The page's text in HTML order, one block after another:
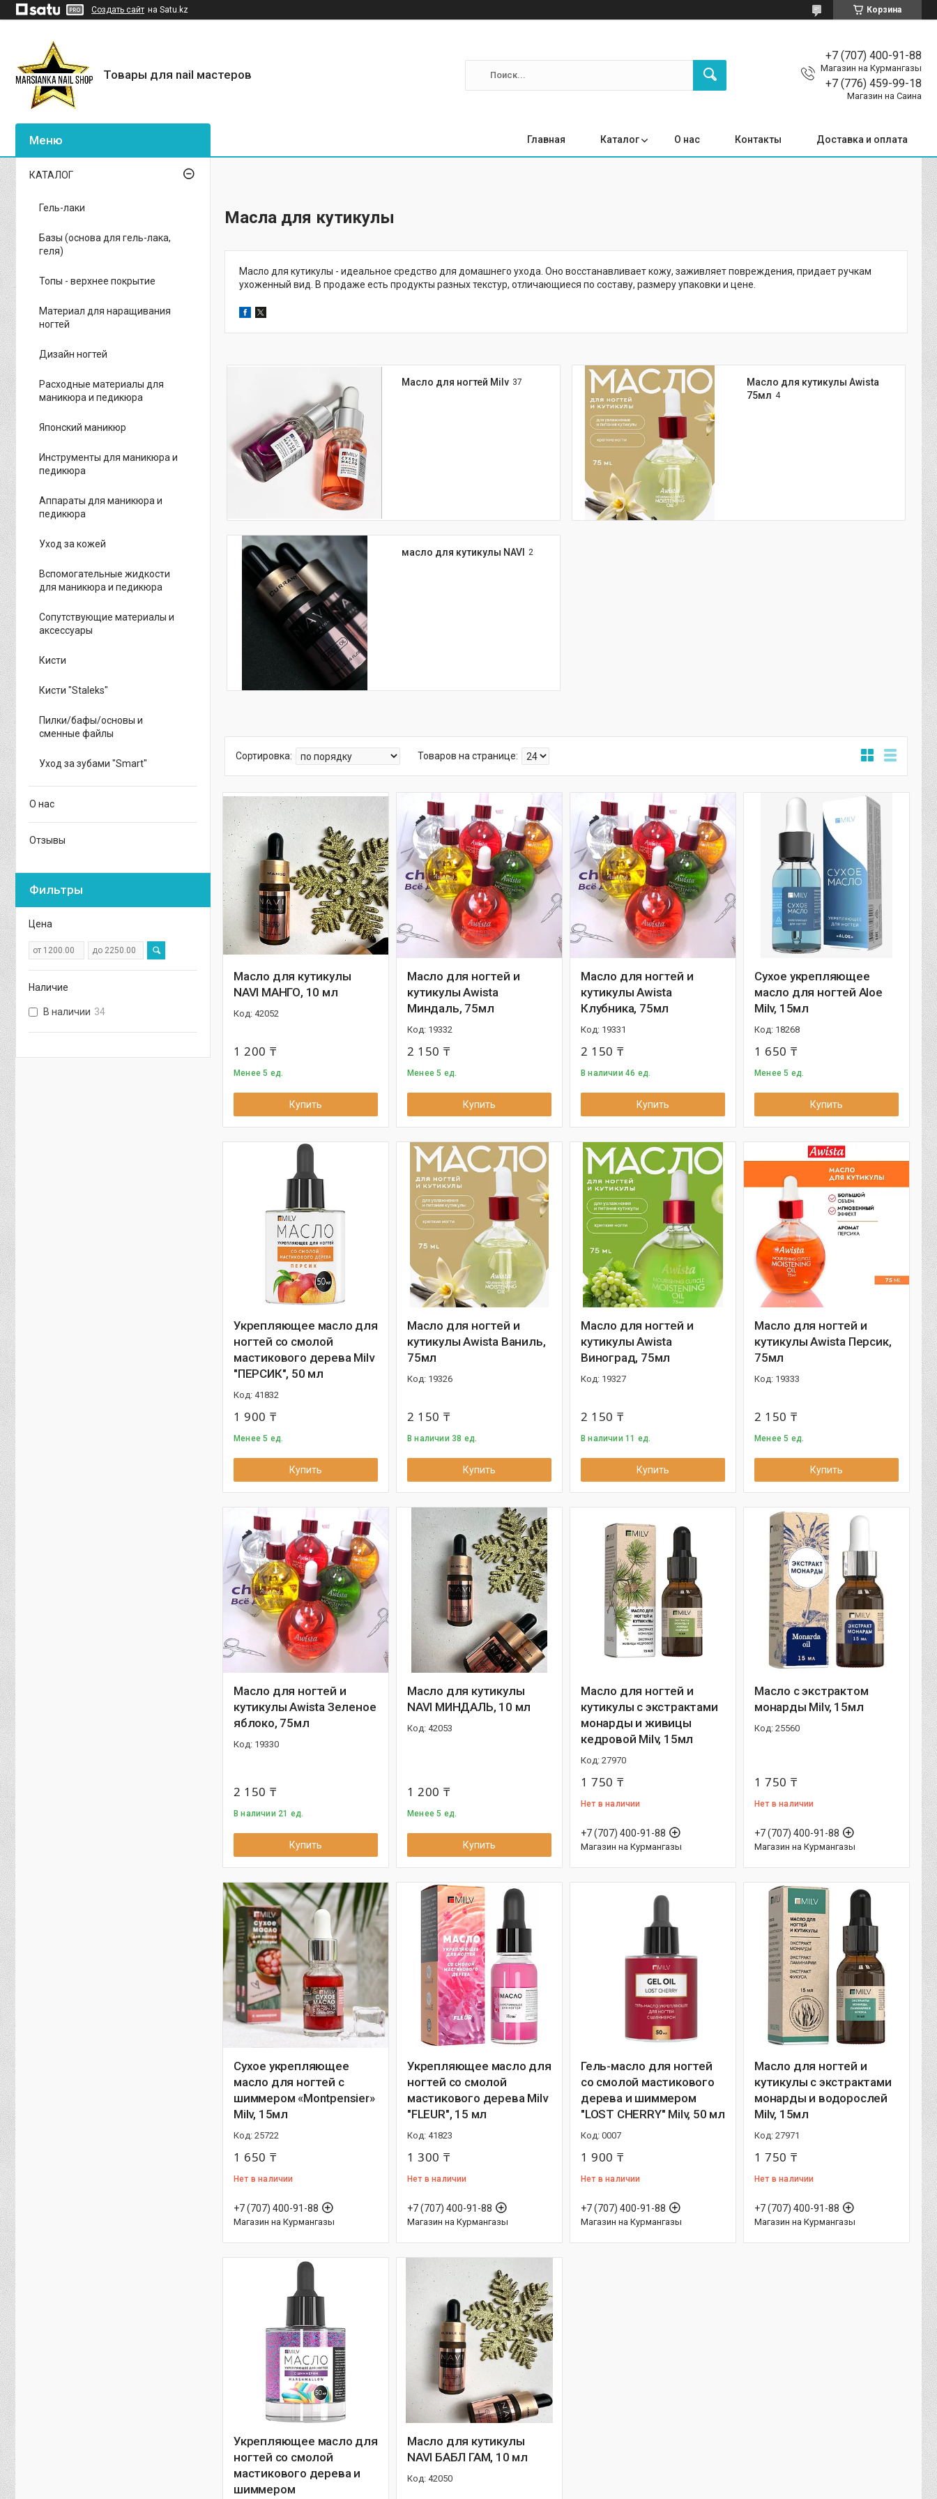
Создать сайт на Satu.kz Корзина
Товары для nail мастеров
+7 (707) 400-91-88
Магазин на Курмангазы
+7 (776) 459-99-18
Магазин на Саина
Главная Каталог О нас Контакты Доставка и оплата
Масла для кутикулы
Масло для кутикулы - идеальное средство для домашнего ухода. Оно восстанавливает кожу, заживляет повреждения, придает ручкам
ухоженный вид. В продаже есть продукты разных текстур, отличающиеся по составу, размеру упаковки и цене.
Масло для ногтей Milv 37
Масло для кутикулы Awista
75мл 4
масло для кутикулы NAVI 2
Масло для кутикулы
NAVI МАНГО, 10 мл
42052
1 200 ₸
Менее 5 ед.
Купить
Масло для ногтей и
кутикулы Awista
Миндаль, 75мл
19332
2 150 ₸
Менее 5 ед.
Купить
Масло для ногтей и
кутикулы Awista
Клубника, 75мл
19331
2 150 ₸
В наличии 46 ед.
Купить
Сухое укрепляющее
масло для ногтей Aloe
Milv, 15мл
18268
1 650 ₸
Менее 5 ед.
Купить
Укрепляющее масло для
ногтей со смолой
мастикового дерева Milv
"ПЕРСИК", 50 мл
41832
1 900 ₸
Менее 5 ед.
Купить
Масло для ногтей и
кутикулы Awista Ваниль,
75мл
19326
2 150 ₸
В наличии 38 ед.
Купить
Масло для ногтей и
кутикулы Awista
Виноград, 75мл
19327
2 150 ₸
В наличии 11 ед.
Купить
Масло для ногтей и
кутикулы Awista Персик,
75мл
19333
2 150 ₸
Менее 5 ед.
Купить
Масло для ногтей и
кутикулы Awista Зеленое
яблоко, 75мл
19330
2 150 ₸
В наличии 21 ед.
Купить
Масло для кутикулы
NAVI МИНДАЛЬ, 10 мл
42053
1 200 ₸
Менее 5 ед.
Купить
Масло для ногтей и
кутикулы с экстрактами
монарды и живицы
кедровой Milv, 15мл
27970
1 750 ₸
Нет в наличии
+7 (707) 400-91-88
Магазин на Курмангазы
Масло с экстрактом
монарды Milv, 15мл
25560
1 750 ₸
Нет в наличии
+7 (707) 400-91-88
Магазин на Курмангазы
Сухое укрепляющее
масло для ногтей с
шиммером «Montpensier»
Milv, 15мл
25722
1 650 ₸
Нет в наличии
+7 (707) 400-91-88
Магазин на Курмангазы
Укрепляющее масло для
ногтей со смолой
мастикового дерева Milv
"FLEUR", 15 мл
41823
1 300 ₸
Нет в наличии
+7 (707) 400-91-88
Магазин на Курмангазы
Гель-масло для ногтей
со смолой мастикового
дерева и шиммером
"LOST CHERRY" Milv, 50 мл
0007
1 900 ₸
Нет в наличии
+7 (707) 400-91-88
Магазин на Курмангазы
Масло для ногтей и
кутикулы с экстрактами
монарды и водорослей
Milv, 15мл
27971
1 750 ₸
Нет в наличии
+7 (707) 400-91-88
Магазин на Курмангазы
Укрепляющее масло для
ногтей со смолой
мастикового дерева и
шиммером
Масло для кутикулы
NAVI БАБЛ ГАМ, 10 мл
42050
КАТАЛОГ
Гель-лаки
Базы (основа для гель-лака,
геля)
Топы - верхнее покрытие
Материал для наращивания
ногтей
Дизайн ногтей
Расходные материалы для
маникюра и педикюра
Японский маникюр
Инструменты для маникюра и
педикюра
Аппараты для маникюра и
педикюра
Уход за кожей
Вспомогательные жидкости
для маникюра и педикюра
Сопутствующие материалы и
аксессуары
Кисти
Кисти "Staleks"
Пилки/бафы/основы и
сменные файлы
Уход за зубами "Smart"
О нас
Отзывы
Фильтры
Цена
Наличие
В наличии 34